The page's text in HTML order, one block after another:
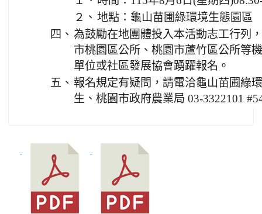
２、 地點：龜山苗圃綠環境生態園區
四、 為鼓勵在地團體投入本活動志工行列
市桃園區公所、桃園市蘆竹區公所等
單位或社區發展協會踴躍報名。
五、 報名規定有疑問，請電洽龜山苗圃綠
生、桃園市政府農業局 03-3322101